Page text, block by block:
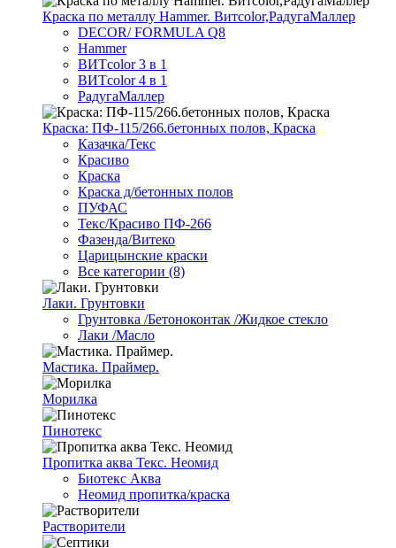
Краска по металлу Hammer. Витcolor,РадугаМаллер
DECOR/ FORMULA Q8
Hammer
ВИТcolor 3 в 1
ВИТcolor 4 в 1
РадугаМаллер
Краска: ПФ-115/266.бетонных полов, Краска
Казачка/Текс
Красиво
Краска
Краска д/бетонных полов
ПУФАС
Текс/Красиво ПФ-266
Фазенда/Витеко
Царицынские краски
Все категории (8)
Лаки. Грунтовки
Грунтовка /Бетоноконтак /Жидкое стекло
Лаки /Масло
Мастика. Праймер.
Морилка
Пинотекс
Пропитка аква Текс. Неомид
Биотекс Аква
Неомид пропитка/краска
Растворители